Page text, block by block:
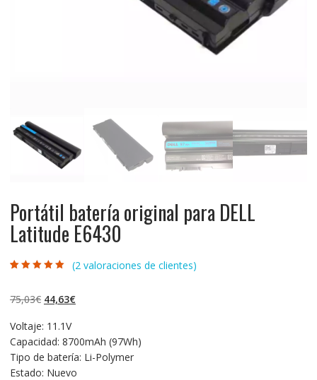
Portátil batería original para DELL
Latitude E6430
valoraciones de
(2valoraciones de clientes)
75,03€ El
original
era:
75,03€.
44,63€El
es:
44,63€.
Voltaje: 11.1V
Capacidad: 8700mAh (97Wh)
Tipo de batería: Li-Polymer
Estado: Nuevo